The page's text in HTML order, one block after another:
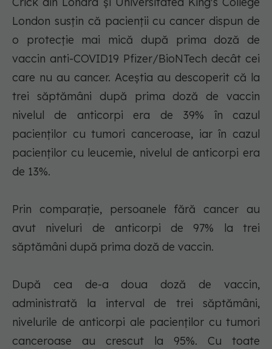
London susțin că pacienţii cu cancer dispun de
o protecţie mai mică după prima doză de
vaccin anti-COVID19 Pfizer/BioNTech decât cei
care nu au cancer. Aceștia au descoperit că la
trei săptămâni după prima doză de vaccin
nivelul de anticorpi era de 39% în cazul
pacienţilor cu tumori canceroase, iar în cazul
pacienţilor cu leucemie, nivelul de anticorpi era
de 13%.
Prin comparaţie, persoanele fără cancer au
avut niveluri de anticorpi de 97% la trei
săptămâni după prima doză de vaccin.
După cea de-a doua doză de vaccin,
administrată la interval de trei săptămâni,
nivelurile de anticorpi ale pacienţilor cu tumori
canceroase au crescut la 95%. Cu toate